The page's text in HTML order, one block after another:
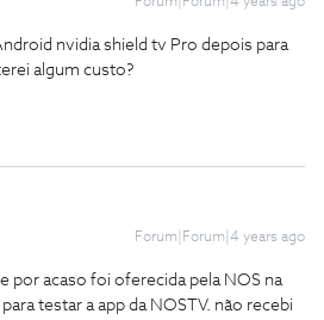
nvidia shield tv Pro depois para
algum custo?
Forum|Forum|4 years ago
por acaso foi oferecida pela NOS na
testar a app da NOSTV. não recebi